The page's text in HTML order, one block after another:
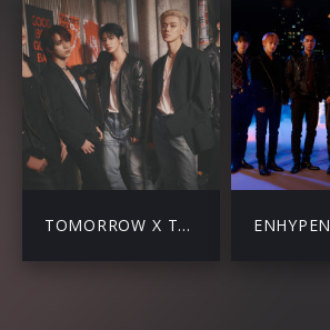
TOMORROW X TOGETHER ENHYPEN